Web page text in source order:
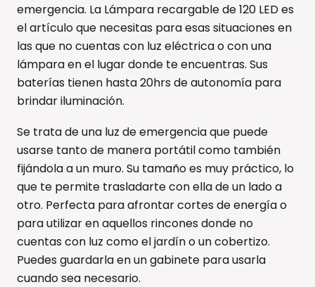
emergencia. La Lámpara recargable de 120 LED es
el artículo que necesitas para esas situaciones en
las que no cuentas con luz eléctrica o con una
lámpara en el lugar donde te encuentras. Sus
baterías tienen hasta 20hrs de autonomía para
brindar iluminación.
Se trata de una luz de emergencia que puede
usarse tanto de manera portátil como también
fijándola a un muro. Su tamaño es muy práctico, lo
que te permite trasladarte con ella de un lado a
otro. Perfecta para afrontar cortes de energía o
para utilizar en aquellos rincones donde no
cuentas con luz como el jardín o un cobertizo.
Puedes guardarla en un gabinete para usarla
cuando sea necesario.